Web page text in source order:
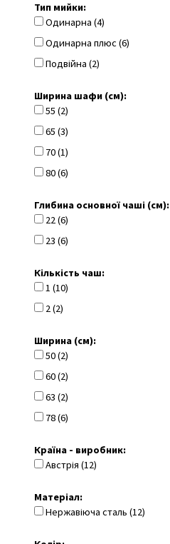
Тип мийки:
Одинарна (4)
Одинарна плюс (6)
Подвійна (2)
Ширина шафи (см):
55 (2)
65 (3)
70 (1)
80 (6)
Глибина основної чаші (см):
22 (6)
23 (6)
Кількість чаш:
1 (10)
2 (2)
Ширина (см):
50 (2)
60 (2)
63 (2)
78 (6)
Країна - виробник:
Австрія (12)
Матеріал:
Нержавіюча сталь (12)